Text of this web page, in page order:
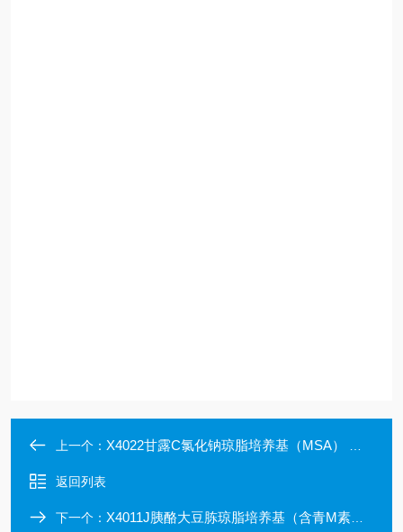
上一个： X4022甘露C氯化钠琼脂培养基（MSA） 上海欣中
返回列表
下一个： X4011J胰酪大豆胨琼脂培养基（含青M素酶）